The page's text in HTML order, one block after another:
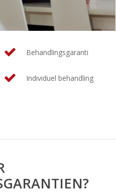
Behandlingsgaranti
Individuel behandling